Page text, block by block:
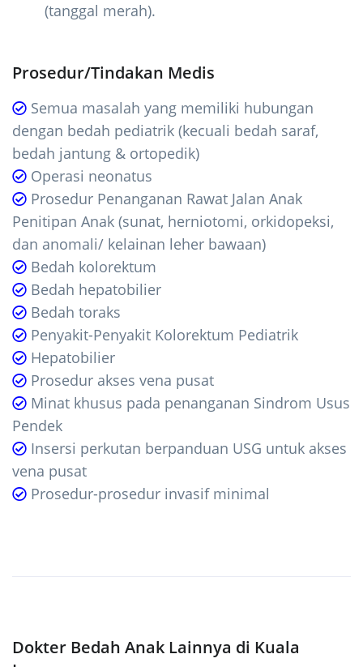
(tanggal merah).
Prosedur/Tindakan Medis
Semua masalah yang memiliki hubungan
dengan bedah pediatrik (kecuali bedah saraf,
bedah jantung & ortopedik)
Operasi neonatus
Prosedur Penanganan Rawat Jalan Anak
Penitipan Anak (sunat, herniotomi, orkidopeksi,
dan anomali/ kelainan leher bawaan)
Bedah kolorektum
Bedah hepatobilier
Bedah toraks
Penyakit-Penyakit Kolorektum Pediatrik
Hepatobilier
Prosedur akses vena pusat
Minat khusus pada penanganan Sindrom Usus
Pendek
Insersi perkutan berpanduan USG untuk akses
vena pusat
Prosedur-prosedur invasif minimal
Dokter Bedah Anak Lainnya di Kuala